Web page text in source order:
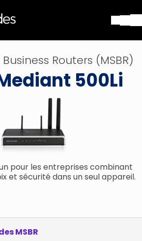
Stay in the loop
Routers (MSBR)
500Li
pour les entreprises combinant
et sécurité dans un seul appareil.
MSBR